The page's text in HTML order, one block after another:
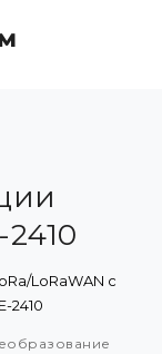
LoRaWAN с
2410